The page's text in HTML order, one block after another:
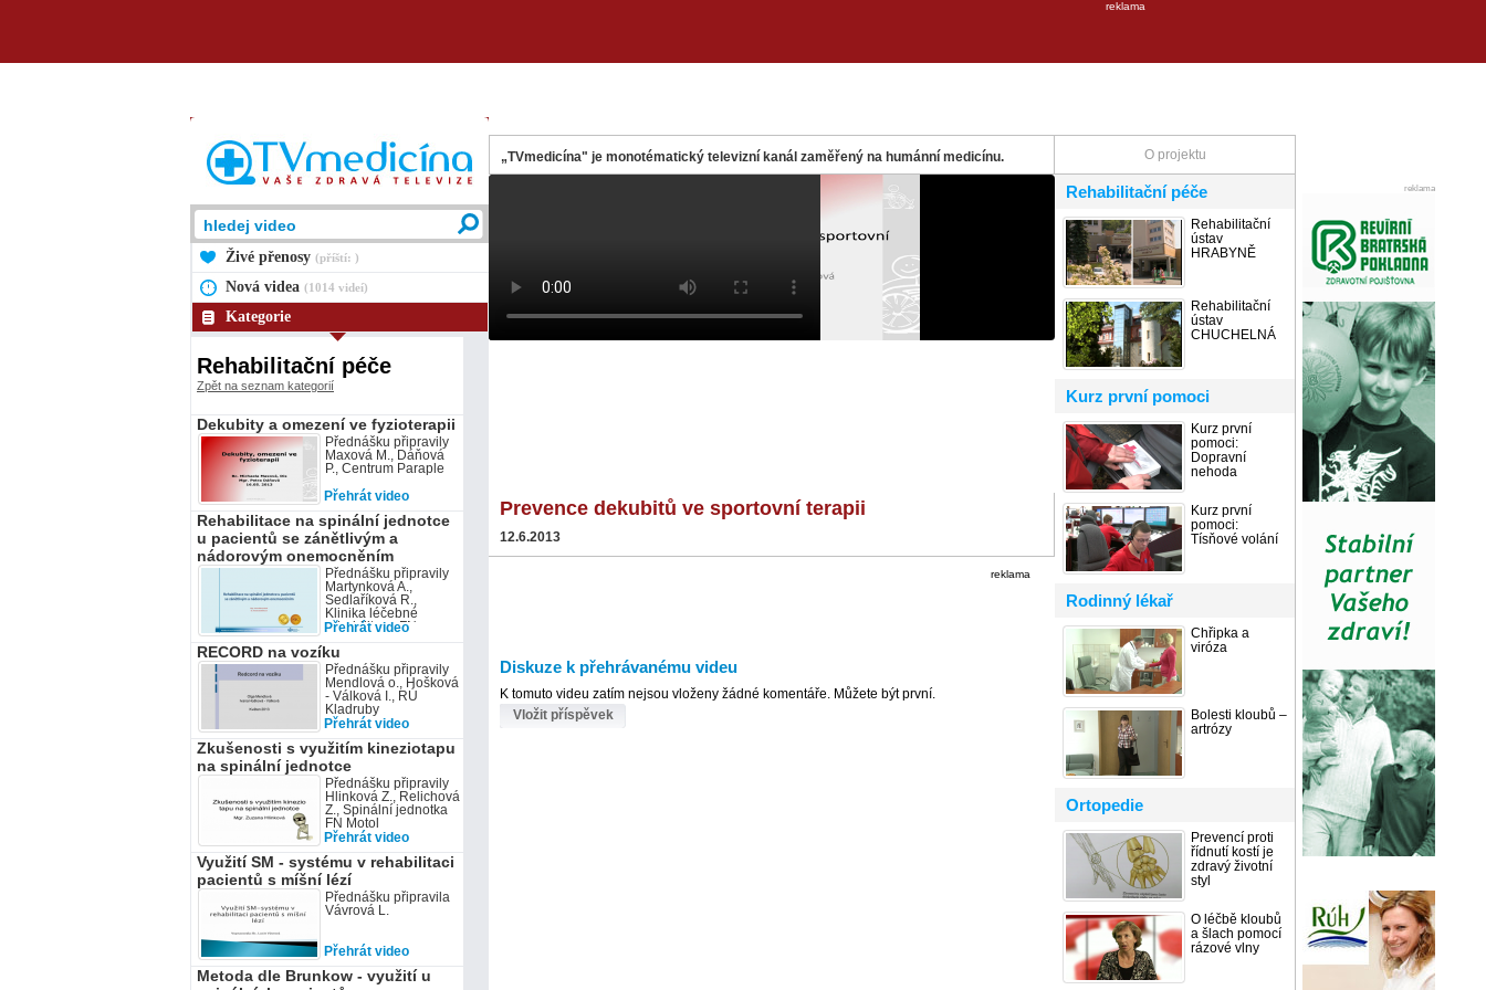
reklama
„TVmedicína" je monotématický televizní kanál zaměřený na humánní medicínu.
Prevence dekubitů ve sportovní terapii
12.6.2013
reklama
Diskuze k přehrávanému videu
K tomuto videu zatím nejsou vloženy žádné komentáře. Můžete být první.
Vložit příspěvek
Živé přenosy (příští: )
Nová videa (1014 videí)
Kategorie
Rehabilitační péče
Zpět na seznam kategorií
Dekubity a omezení ve fyzioterapii
Přednášku připravily
Maxová M., Dáňová
P., Centrum Paraple
Přehrát video
Rehabilitace na spinální jednotce
u pacientů se zánětlivým a
nádorovým onemocněním
Přednášku připravily
Martynková A.,
Sedlaříková R.,
Klinika léčebné
rehabilitace FN
Ostrava
Přehrát video
RECORD na vozíku
Přednášku připravily
Mendlová o., Hošková
- Válková I., RÚ
Kladruby
Přehrát video
Zkušenosti s využitím kineziotapu
na spinální jednotce
Přednášku připravily
Hlinková Z., Relichová
Z., Spinální jednotka
FN Motol
Přehrát video
Využití SM - systému v rehabilitaci
pacientů s míšní lézí
Přednášku připravila
Vávrová L.
Přehrát video
Metoda dle Brunkow - využití u
O projektu
Rehabilitační péče
Rehabilitační
ústav
HRABYNĚ
Rehabilitační
ústav
CHUCHELNÁ
Kurz první pomoci
Kurz první
pomoci:
Dopravní
nehoda
Kurz první
pomoci:
Tísňové volání
Rodinný lékař
Chřipka a
viróza
Bolesti kloubů –
artrózy
Ortopedie
Prevencí proti
řídnutí kostí je
zdravý životní
styl
O léčbě kloubů
a šlach pomocí
rázové vlny
reklama